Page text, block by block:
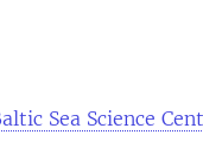
Sea Science